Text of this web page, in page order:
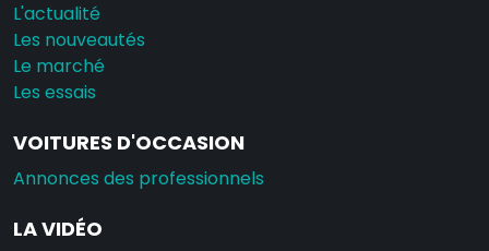
L'actualité
Les nouveautés
Le marché
Les essais
VOITURES D'OCCASION
Annonces des professionnels
LA VIDÉO